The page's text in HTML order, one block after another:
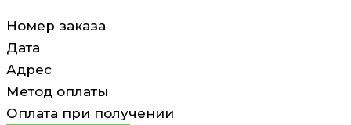
Номер заказа
Дата
Адрес
Метод оплаты
Оплата при получении